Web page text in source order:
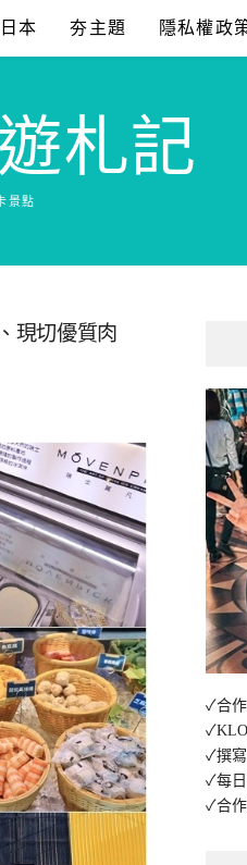
本 夯主題 隱私權政
札記
景點
現切優質肉
✓合
✓撰
✓每
✓合